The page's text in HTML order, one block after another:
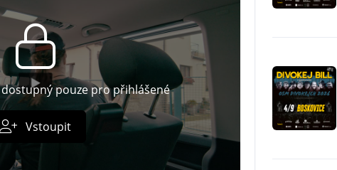
pouze pro přihlášené
Vstoupit